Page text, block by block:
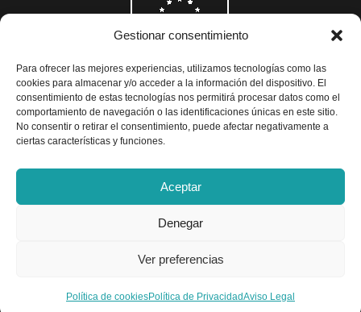
Gestionar consentimiento
Para ofrecer las mejores experiencias, utilizamos tecnologías como las
cookies para almacenar y/o acceder a la información del dispositivo. El
consentimiento de estas tecnologías nos permitirá procesar datos como el
comportamiento de navegación o las identificaciones únicas en este sitio.
No consentir o retirar el consentimiento, puede afectar negativamente a
ciertas características y funciones.
Aceptar
Denegar
Ver preferencias
Política de cookiesPolítica de PrivacidadAviso Legal